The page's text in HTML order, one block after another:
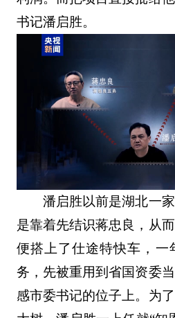
书记潘启胜。
潘启胜以前是湖北一
是靠着先结识蒋忠良，从
便搭上了仕途特快车，一
务，先被重用到省国资委
感市委书记的位子上。为